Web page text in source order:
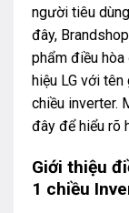
người tiêu
đây,
phẩm điều
hiệu LG với
chiều inverter.
đây để hiểu rõ
Giới thiệu
1 chiều